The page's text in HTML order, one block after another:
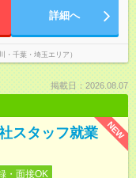
詳細へ
・千葉・埼玉エリア）
掲載日：2026.08.07
NEW
スタッフ就業
・面接OK